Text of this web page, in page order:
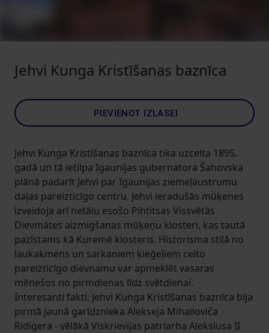
Jehvi Kunga Kristīšanas baznīca
PIEVIENOT IZLASEI
Jehvi Kunga Kristīšanas baznīca tika uzcelta 1895.
gadā un tā ietilpa Igaunijas gubernatora Šahovska
plānā padarīt Jehvi par Igaunijas ziemeļaustrumu
daļas pareizticīgo centru. Jehvi ieradušās mūķenes
izveidoja arī netālu esošo Pihtitsas Vissvētās
Dievmātes aizmigšanas mūķeņu klosteri, kas tautā
pazīstams kā Kuremē klosteris. Historisma stilā no
laukakmens un sarkaniem ķieģeļiem celto
pareizticīgo dievnamu var apmeklēt vasaras
mēnešos no pirmdienas līdz svētdienai.
Interesanti fakti: Jehvi Kunga Kristīšanas baznīca bija
pirmā jaunā garīdznieka Alekseja Mihailoviča
Ridigera - vēlākā Viskrievijas patriarha Aleksiusa II